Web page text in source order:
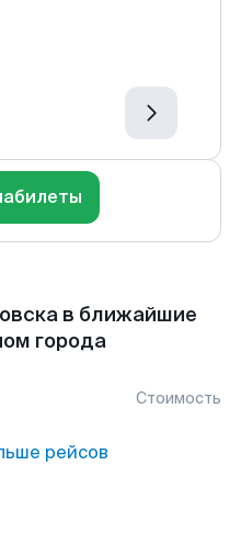
в ближайшие
города
Стоимость
рейсов